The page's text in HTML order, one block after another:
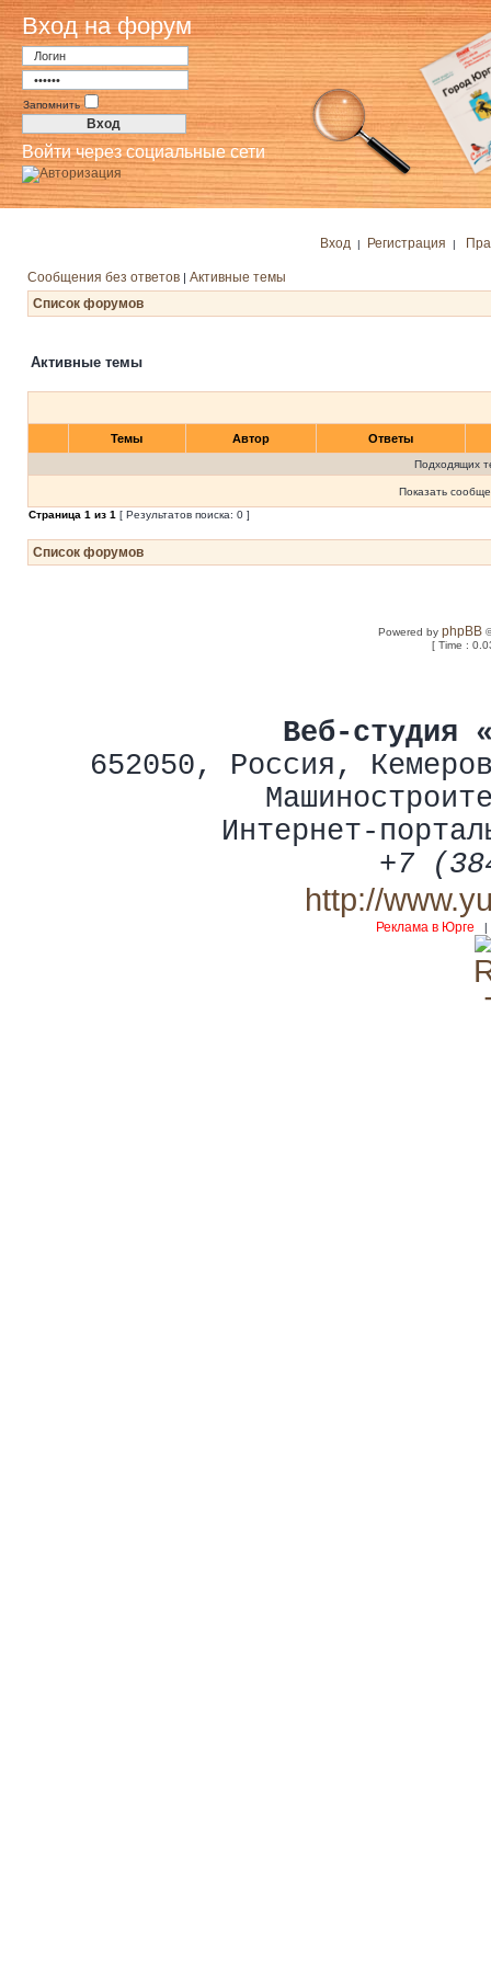
Вход на форум
Запомнить
Войти через социальные сети
Вход | Регистрация |
Сообщения без ответов | Активные темы
Список форумов
Активные темы
Темы Автор Ответы
Подходящих
Показать
Страница 1 из 1 [ Результатов поиска: 0 ]
Список форумов
Powered byphpBB
[ Time :
Веб-студия
652050, Россия ,
Интернет-
+7
http://
Реклама в Юрге